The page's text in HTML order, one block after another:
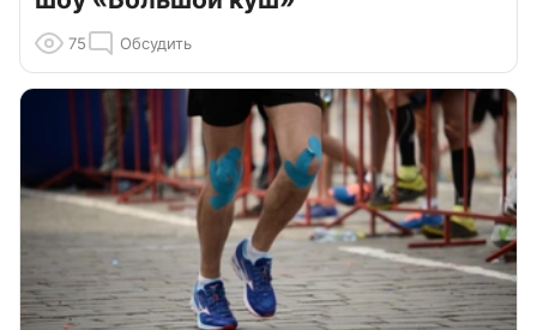
75 Обсудить